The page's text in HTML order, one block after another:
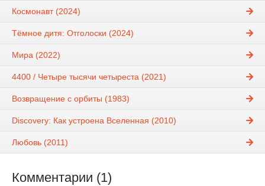
Космонавт (2024)
Тёмное дитя: Отголоски (2024)
Мира (2022)
4400 / Четыре тысячи четыреста (2021)
Возвращение с орбиты (1983)
Discovery: Как устроена Вселенная (2010)
Любовь (2011)
Комментарии (1)